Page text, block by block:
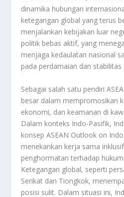
dinamika hubungan
ketegangan global yang terus
menjalankan kebijakan luar
politik bebas aktif, yang
menjaga kedaulatan nasional
pada perdamaian dan stabilitas
Sebagai salah satu pendiri
besar dalam mempromosikan
ekonomi, dan keamanan di
Dalam konteks Indo-Pasifik,
konsep ASEAN Outlook on
menekankan kerja sama
penghormatan terhadap
Ketegangan global, seperti
Serikat dan Tiongkok,
posisi sulit. Dalam situasi ini,